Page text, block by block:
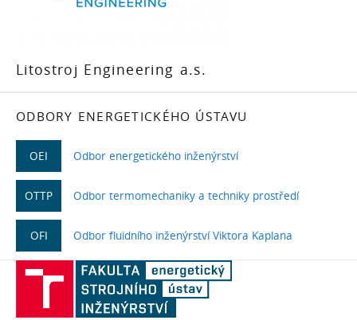
Litostroj Engineering a.s.
ODBORY ENERGETICKÉHO ÚSTAVU
OEI Odbor energetického inženýrství
OTTP Odbor termomechaniky a techniky prostředí
OFI Odbor fluidního inženýrství Viktora Kaplana